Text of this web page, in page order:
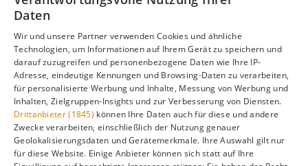
Unterschieden, Aktivitäten und Reisetipps besuchen Sie
Alle Infos zur besten ReisezeitArgentinien
Gefällt dir diese Seite? Teile sie auf Pinterest!
Daten
Wir und unsere Partner verwenden Cookies und ähnliche
Technologien, um Informationen auf Ihrem Gerät zu speichern und
darauf zuzugreifen und personenbezogene Daten wie Ihre IP-
Adresse, eindeutige Kennungen und Browsing-Daten zu verarbeiten,
für personalisierte Werbung und Inhalte, Messung von Werbung und
Inhalten, Zielgruppen-Insights und zur Verbesserung von Diensten.
Drittanbieter (1845) können Ihre Daten auch für diese und andere
Zwecke verarbeiten, einschließlich der Nutzung genauer
Geolokalisierungsdaten und Gerätemerkmale. Ihre Auswahl gilt nur
für diese Website. Einige Anbieter können sich statt auf Ihre